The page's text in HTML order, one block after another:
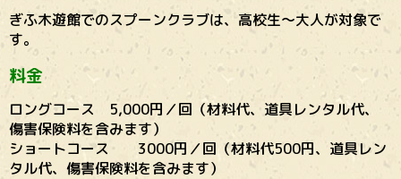
ぎふ木遊館でのスプーンクラブは、高校生〜大人が対象で
す。
料金
ロングコース 5,000円／回（材料代、道具レンタル代、
傷害保険料を含みます）
ショートコース 3000円／回（材料代500円、道具レン
タル代、傷害保険料を含みます）